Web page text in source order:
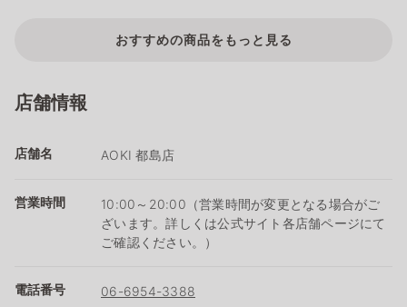
おすすめの商品をもっと見る
店舗情報
店舗名 AOKI 都島店
営業時間
10:00～20:00（営業時間が変更となる場合がご
ざいます。詳しくは公式サイト各店舗ページにて
ご確認ください。）
電話番号 06-6954-3388